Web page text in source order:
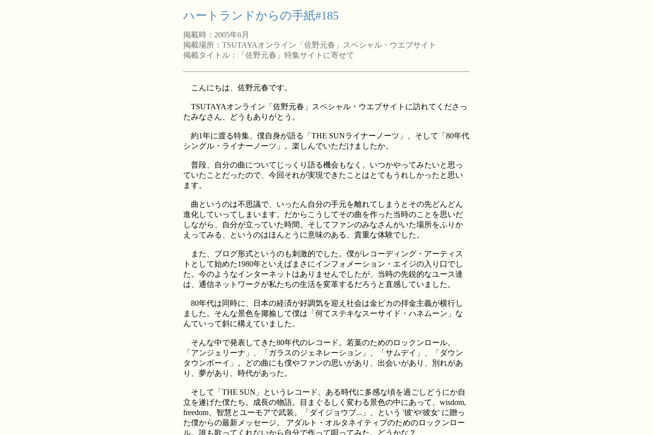
ハートランドからの手紙#185
掲載時：2005年6月
掲載場所：TSUTAYAオンライン「佐野元春」スペシャル・ウエブサイト
掲載タイトル：「佐野元春」特集サイトに寄せて
こんにちは、佐野元春です。
TSUTAYAオンライン「佐野元春」スペシャル・ウエブサイトに訪れてくださっ
たみなさん、どうもありがとう。
約1年に渡る特集、僕自身が語る「THE SUNライナーノーツ」、そして「80年代
シングル・ライナーノーツ」。楽しんでいただけましたか。
普段、自分の曲についてじっくり語る機会もなく、いつかやってみたいと思っ
ていたことだったので、今回それが実現できたことはとてもうれしかったと思い
ます。
曲というのは不思議で、いったん自分の手元を離れてしまうとその先どんどん
進化していってしまいます。だからこうしてその曲を作った当時のことを思いだ
しながら、自分が立っていた時間、そしてファンのみなさんがいた場所をふりか
えってみる、というのはほんとうに意味のある、貴重な体験でした。
また、ブログ形式というのも刺激的でした。僕がレコーディング・アーティス
トとして始めた1980年といえばまさにインフォメーション・エイジの入り口でし
た。今のようなインターネットはありませんでしたが、当時の先鋭的なユース達
は、通信ネットワークが私たちの生活を変革するだろうと直感していました。
80年代は同時に、日本の経済が好調気を迎え社会は金ピカの拝金主義が横行し
ました。そんな景色を揶揄して僕は「何てステキなスーサイド・ハネムーン」な
んていって斜に構えていました。
そんな中で発表してきた80年代のレコード。若葉のためのロックンロール。
「アンジェリーナ」、「ガラスのジェネレーション」、「サムデイ」、「ダウン
タウンボーイ」。どの曲にも僕やファンの思いがあり、出会いがあり、別れがあ
り、夢があり、時代があった。
そして「THE SUN」というレコード。ある時代に多感な頃を過ごしどうにか自
立を遂げた僕たち。成長の物語。目まぐるしく変わる景色の中にあって、wisdom,
freedom、智慧とユーモアで武装。「ダイジョウブ...」、という '彼'や'彼女' に贈っ
た僕からの最新メッセージ。 アダルト・オルタネイティブのためのロックンロー
ル。誰も歌ってくれないから自分で作って唄ってみた。どうかな？